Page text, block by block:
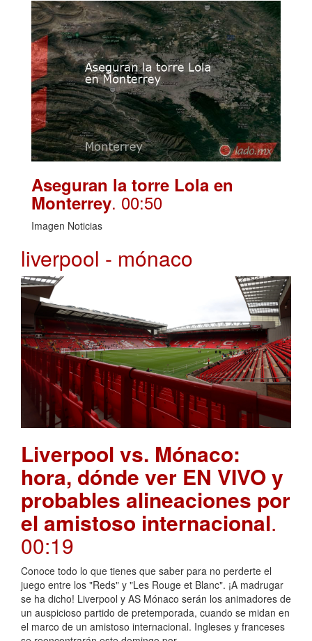
Aseguran la torre Lola en
Monterrey. 00:50
Imagen Noticias
liverpool - mónaco
Liverpool vs. Mónaco:
hora, dónde ver EN VIVO y
probables alineaciones por
el amistoso internacional.
00:19
Conoce todo lo que tienes que saber para no perderte el
juego entre los "Reds" y "Les Rouge et Blanc". ¡A madrugar
se ha dicho! Liverpool y AS Mónaco serán los animadores de
un auspicioso partido de pretemporada, cuando se midan en
el marco de un amistoso internacional. Ingleses y franceses